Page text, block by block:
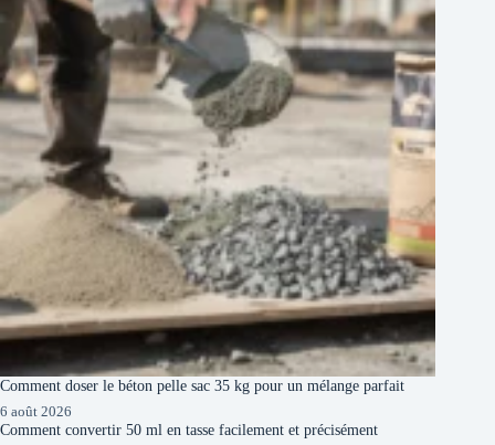
Comment doser le béton pelle sac 35 kg pour un mélange parfait
6 août 2026
Comment convertir 50 ml en tasse facilement et précisément